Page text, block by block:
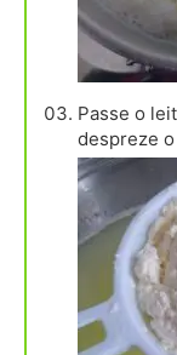
Passe o
despreze